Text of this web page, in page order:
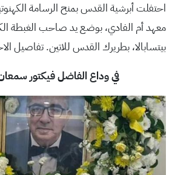
احتفلت أبرشية القدس بمنح الرسامة
معهد أم الفادي، بوضع يد صاحب الغبطة
بيتسابالا، بطريرك القدس للاتين. تفاصيل
في وداع الفاضل فيكتور